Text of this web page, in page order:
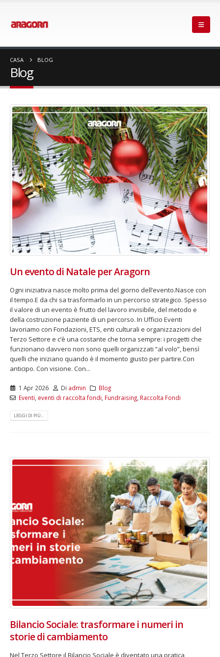
CASA BLOG
Blog
Un evento di Natale per Aragorn
Ogni iniziativa nasce molto prima del giorno dell’evento.Nasce con
il tempo.E da chi sa trasformarlo in un percorso strategico. Spesso
il valore di un evento è frutto del lavoro invisibile, del metodo e
della costruzione paziente di un percorso. In Ufficio Eventi
lavoriamo con Fondazioni, ETS, enti culturali e organizzazioni del
Terzo Settore e c’è una costante che torna sempre: i progetti che
funzionano davvero non sono quelli organizzati “al volo”, bensì
quelli che iniziano quando è il momento giusto per partire.Con
anticipo. Con visione. Con...
1 Apr 2026 Di admin
Blog
Eventi eventi di raccolta fondi Fundraising, Raccolta Fondi
LEGGI DI PIÙ...
Bilancio Sociale: trasformare i numeri in
storie di cambiamento
Nel Terzo Settore il Bilancio Sociale è diventato una pratica